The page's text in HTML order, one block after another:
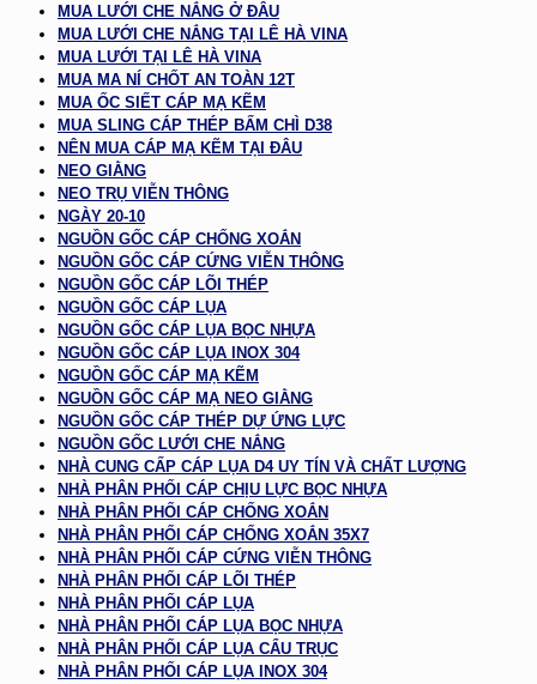
MUA LƯỚI CHE NẮNG Ở ĐÂU
MUA LƯỚI CHE NẮNG TẠI LÊ HÀ VINA
MUA LƯỚI TẠI LÊ HÀ VINA
MUA MA NÍ CHỐT AN TOÀN 12T
MUA ỐC SIẾT CÁP MẠ KẼM
MUA SLING CÁP THÉP BẤM CHÌ D38
NÊN MUA CÁP MẠ KẼM TẠI ĐÂU
NEO GIẰNG
NEO TRỤ VIỄN THÔNG
NGÀY 20-10
NGUỒN GỐC CÁP CHỐNG XOẮN
NGUỒN GỐC CÁP CỨNG VIỄN THÔNG
NGUỒN GỐC CÁP LÕI THÉP
NGUỒN GỐC CÁP LỤA
NGUỒN GỐC CÁP LỤA BỌC NHỰA
NGUỒN GỐC CÁP LỤA INOX 304
NGUỒN GỐC CÁP MẠ KẼM
NGUỒN GỐC CÁP MẠ NEO GIẰNG
NGUỒN GỐC CÁP THÉP DỰ ỨNG LỰC
NGUỒN GỐC LƯỚI CHE NẮNG
NHÀ CUNG CẤP CÁP LỤA D4 UY TÍN VÀ CHẤT LƯỢNG
NHÀ PHÂN PHỐI CÁP CHỊU LỰC BỌC NHỰA
NHÀ PHÂN PHỐI CÁP CHỐNG XOẮN
NHÀ PHÂN PHỐI CÁP CHỐNG XOẮN 35X7
NHÀ PHÂN PHỐI CÁP CỨNG VIỄN THÔNG
NHÀ PHÂN PHỐI CÁP LÕI THÉP
NHÀ PHÂN PHỐI CÁP LỤA
NHÀ PHÂN PHỐI CÁP LỤA BỌC NHỰA
NHÀ PHÂN PHỐI CÁP LỤA CẨU TRỤC
NHÀ PHÂN PHỐI CÁP LỤA INOX 304